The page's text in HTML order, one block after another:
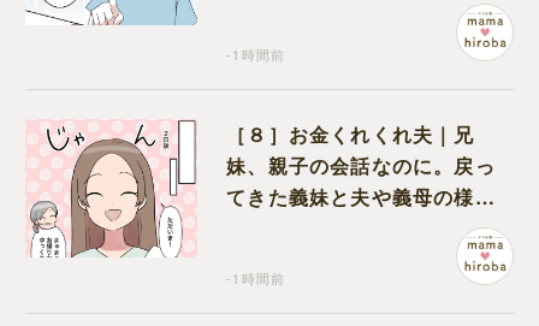
-1時間前
［８］お金くれくれ夫｜兄
妹、親子の会話なのに。戻っ
てきた義妹と夫や義母の様子
-1時間前